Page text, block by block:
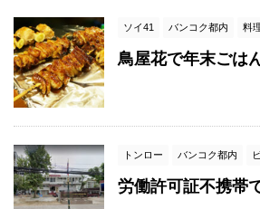
ソイ41 バンコク都内 料
鳥屋花で年末ごは
トンロー バンコク都内
労働許可証不携帯